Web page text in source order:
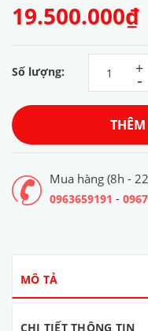
19.500.000₫
Số lượng: -
+
Mua hàng (8h -
0963659191 -
MÔ TẢ
CHI TIẾT THÔNG TIN